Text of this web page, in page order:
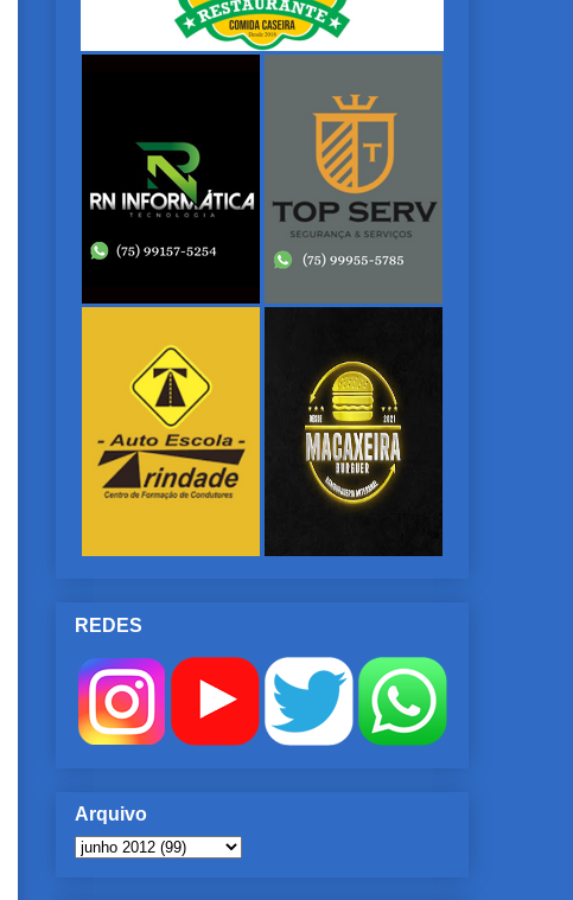
REDES
Arquivo